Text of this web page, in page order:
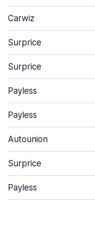
Carwiz
Surprice
Surprice
Payless
Payless
Autounion
Surprice
Payless